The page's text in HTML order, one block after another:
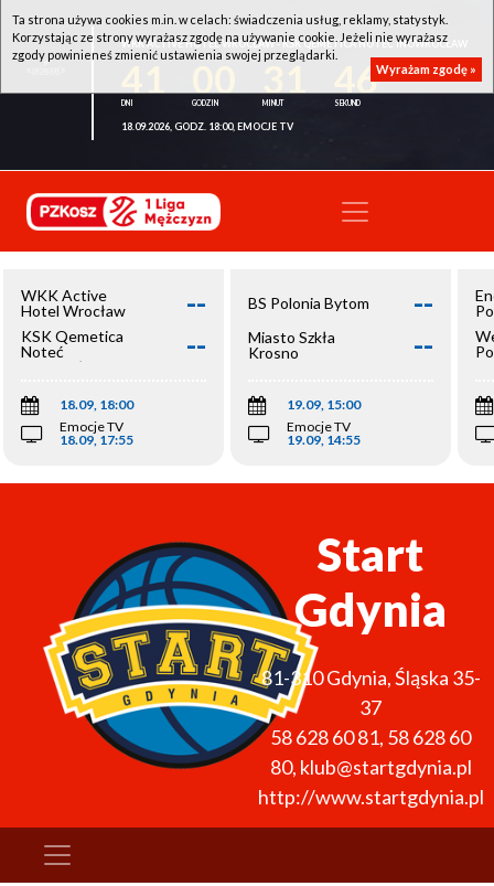
WKK ACTIVE HOTEL WROCŁAW - KSK QEMETICA NOTEĆ INOWROCŁAW
46
18.09.2026, GODZ. 18:00, EMOCJE TV
WKK Active
Hotel Wrocław
--
KSK Qemetica
Noteć
Inowrocław
--
18.09, 18:00
Emocje TV
18.09, 17:55
BS Polonia Bytom --
Miasto Szkła
Krosno
--
19.09, 15:00
Emocje TV
19.09, 14:55
Start
Gdynia
81-310 Gdynia,Śląska 35-
37
58 628 60 81, 58 628 60
80, klub@startgdynia.pl
http://www.startgdynia.pl
Ta strona używa cookies m.in. w celach: świadczenia usług, reklamy, statystyk.
Korzystając ze strony wyrażasz zgodę na używanie cookie. Jeżeli nie wyrażasz
zgody powinieneś zmienić ustawienia swojej przeglądarki.
Wyrażam zgodę »